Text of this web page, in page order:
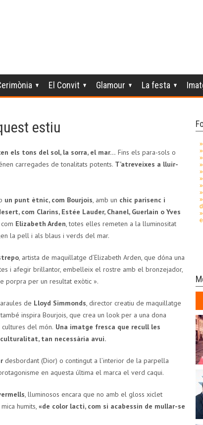
El Convit Glamour La festa
estiu
els tons del sol, la sorra, el mar… Fins els para-sols o
carregades de tonalitats potents. T’atreveixes a lluir-
un punt ètnic, com Bourjois, amb un chic parisenc i
com Clarins, Estée Lauder, Chanel, Guerlain o Yves
com Elizabeth Arden, totes elles remeten a la lluminositat
la pell i als blaus i verds del mar.
, artista de maquillatge d’Elizabeth Arden, que dóna una
i afegir brillantor, embelleix el rostre amb el bronzejador,
porpra per un resultat exòtic ».
de Lloyd Simmonds, director creatiu de maquillatge
inspira Bourjois, que crea un look per a una dona
del món. Una imatge fresca que recull les
tan necessària avui.
desbordant (Dior) o contingut a l’interior de la parpella
en aquesta última el marca el verd caqui.
, lluminosos encara que no amb el gloss xiclet
humits, «de color lacti, com si acabessin de mullar-se